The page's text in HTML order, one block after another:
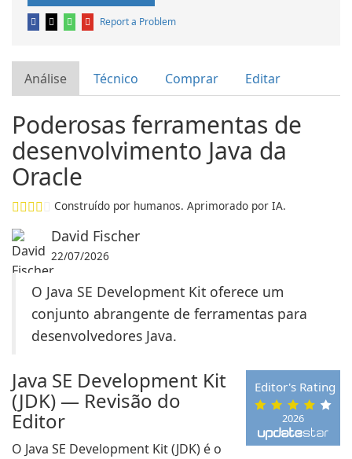
Report a Problem
Análise Técnico Comprar Editar
Poderosas ferramentas de
desenvolvimento Java da
Oracle
Construído por humanos. Aprimorado por IA.
David Fischer
22/07/2026
O Java SE Development Kit oferece um
conjunto abrangente de ferramentas para
desenvolvedores Java.
2026
Editor's Rating
Java SE Development Kit
(JDK) — Revisão do
Editor
O Java SE Development Kit (JDK) é o